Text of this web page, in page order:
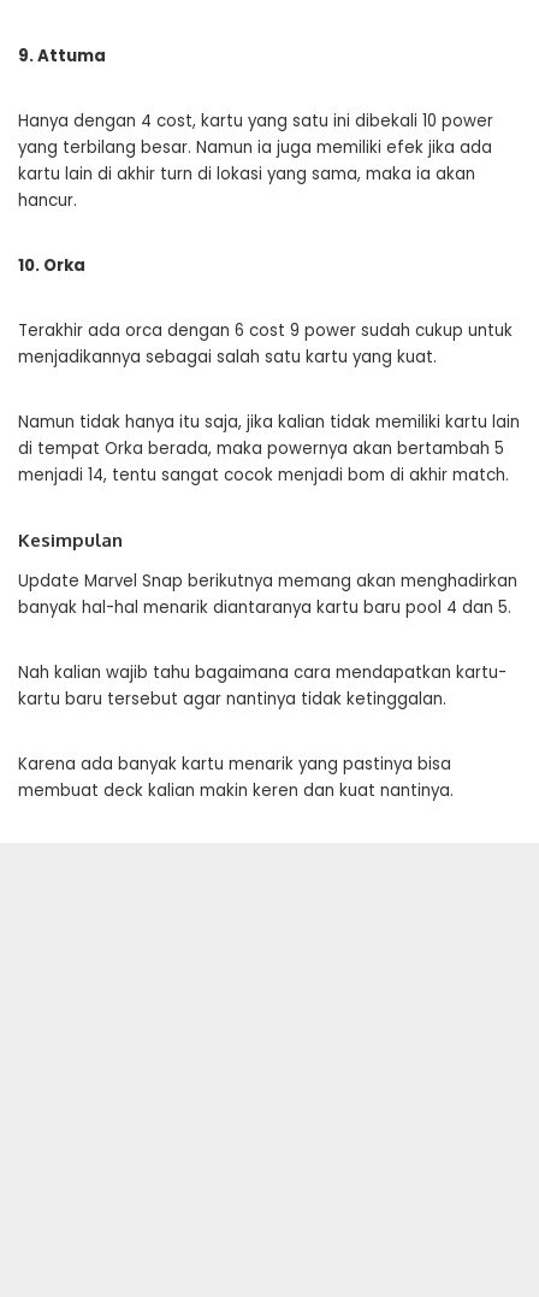
9. Attuma
Hanya dengan 4 cost, kartu yang satu ini dibekali 10 power
yang terbilang besar. Namun ia juga memiliki efek jika ada
kartu lain di akhir turn di lokasi yang sama, maka ia akan
hancur.
10. Orka
Terakhir ada orca dengan 6 cost 9 power sudah cukup untuk
menjadikannya sebagai salah satu kartu yang kuat.
Namun tidak hanya itu saja, jika kalian tidak memiliki kartu lain
di tempat Orka berada, maka powernya akan bertambah 5
menjadi 14, tentu sangat cocok menjadi bom di akhir match.
Kesimpulan
Update Marvel Snap berikutnya memang akan menghadirkan
banyak hal-hal menarik diantaranya kartu baru pool 4 dan 5.
Nah kalian wajib tahu bagaimana cara mendapatkan kartu-
kartu baru tersebut agar nantinya tidak ketinggalan.
Karena ada banyak kartu menarik yang pastinya bisa
membuat deck kalian makin keren dan kuat nantinya.